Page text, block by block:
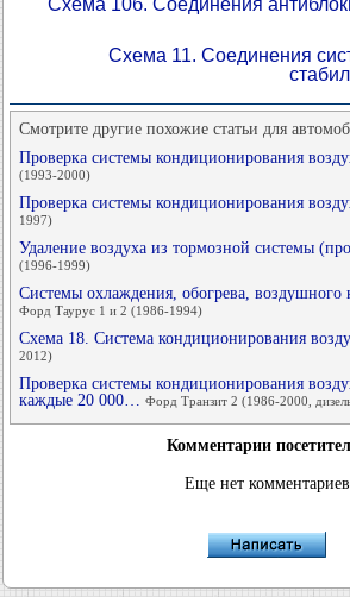
Схема 11. Соединения
Смотрите другие похожие статьи для
Проверка системы кондиционирования
(1993-2000)
Проверка системы кондиционирования
1997)
Удаление воздуха из тормозной системы
(1996-1999)
Системы охлаждения, обогрева, воздушного
Форд Таурус 1 и 2 (1986-1994)
Схема 18. Система кондиционирования
2012)
Проверка системы кондиционирования
каждые 20 000…
Форд Транзит 2 (1986-2000,
Комментарии
Еще нет комментариев